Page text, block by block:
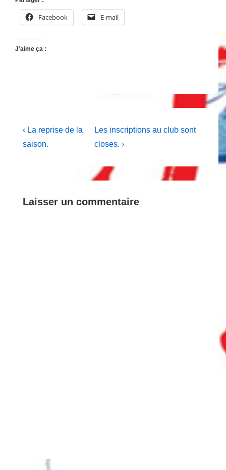
Facebook E-mail
J’aime ça :
Navigation
de
Previous
Post
‹ La reprise de la
saison.
Next
Post
Les inscriptions au club sont
closes. ›
Laisser un commentaire